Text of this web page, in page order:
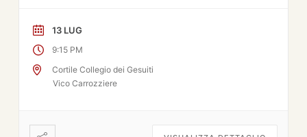
13 LUG
9:15 PM
Cortile Collegio dei Gesuiti
Vico Carrozziere